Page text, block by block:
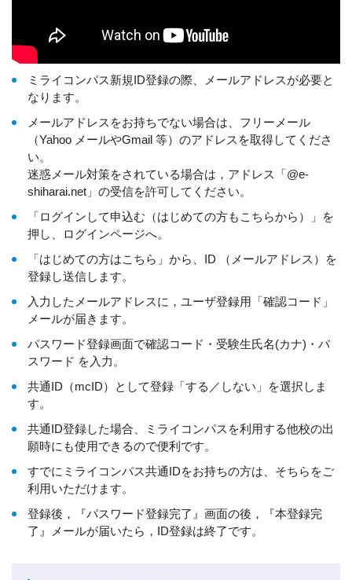
ミライコンパス新規ID登録の際、メールアドレスが必要と
なります。
メールアドレスをお持ちでない場合は、フリーメール
（Yahoo メールやGmail 等）のアドレスを取得してくださ
い。
迷惑メール対策をされている場合は，アドレス「@e-
shiharai.net」の受信を許可してください。
「ログインして申込む（はじめての方もこちらから）」を
押し、ログインページへ。
「はじめての方はこちら」から、ID （メールアドレス）を
登録し送信します。
入力したメールアドレスに，ユーザ登録用「確認コード」
メールが届きます。
パスワード登録画面で確認コード・受験生氏名(カナ)・パ
スワード を入力。
共通ID（mcID）として登録「する／しない」を選択しま
す。
共通ID登録した場合、ミライコンパスを利用する他校の出
願時にも使用できるので便利です。
すでにミライコンパス共通IDをお持ちの方は、そちらをご
利用いただけます。
登録後，『パスワード登録完了』画面の後，『本登録完
了』メールが届いたら，ID登録は終了です。